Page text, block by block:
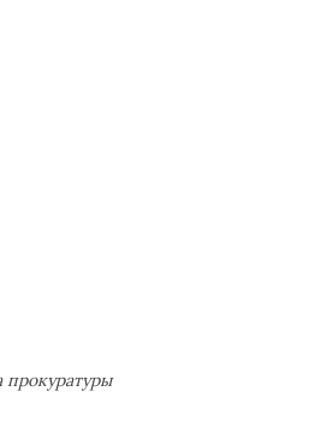
прокуратуры